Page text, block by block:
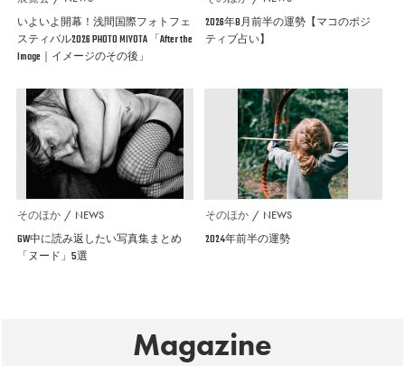
いよいよ開幕！浅間国際フォトフェ
スティバル2026 PHOTO MIYOTA 「After the
Image｜イメージのその後」
2026年8月前半の運勢【マコのポジ
ティブ占い】
そのほか NEWS
GW中に読み返したい写真集まとめ
「ヌード」5選
そのほか NEWS
2024年前半の運勢
Magazine